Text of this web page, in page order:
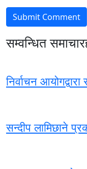
सम्वन्धित
निर्वाचन
सन्दीप लामिछाने